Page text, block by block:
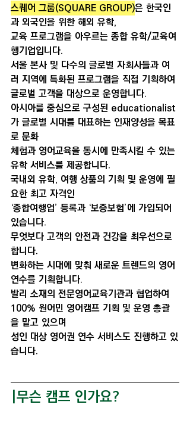
스퀘어 그룹(SQUARE GROUP)은 한국인
과 외국인을 위한 해외 유학,
교육 프로그램을 아우르는 종합 유학/교육여
행기업입니다.
서울 본사 및 다수의 글로벌 자회사들과 여
러 지역에 특화된 프로그램을 직접 기획하여
글로벌 고객을 대상으로 운영합니다.
아시아를 중심으로 구성된 educationalist
가 글로벌 시대를 대표하는 인재양성을 목표
로 문화
체험과 영어교육을 동시에 만족시킬 수 있는
유학 서비스를 제공합니다.
국내외 유학, 여행 상품의 기획 및 운영에 필
요한 최고 자격인
‘종합여행업’ 등록과 ‘보증보험’에 가입되어
있습니다.
무엇보다 고객의 안전과 건강을 최우선으로
합니다.
변화하는 시대에 맞춰 새로운 트렌드의 영어
연수를 기획합니다.
발리 소재의 전문영어교육기관과 협업하여
100% 원어민 영어캠프 기획 및 운영 총괄
을 맡고 있으며
성인 대상 영어권 연수 서비스도 진행하고 있
습니다.
|무슨 캠프 인가요?